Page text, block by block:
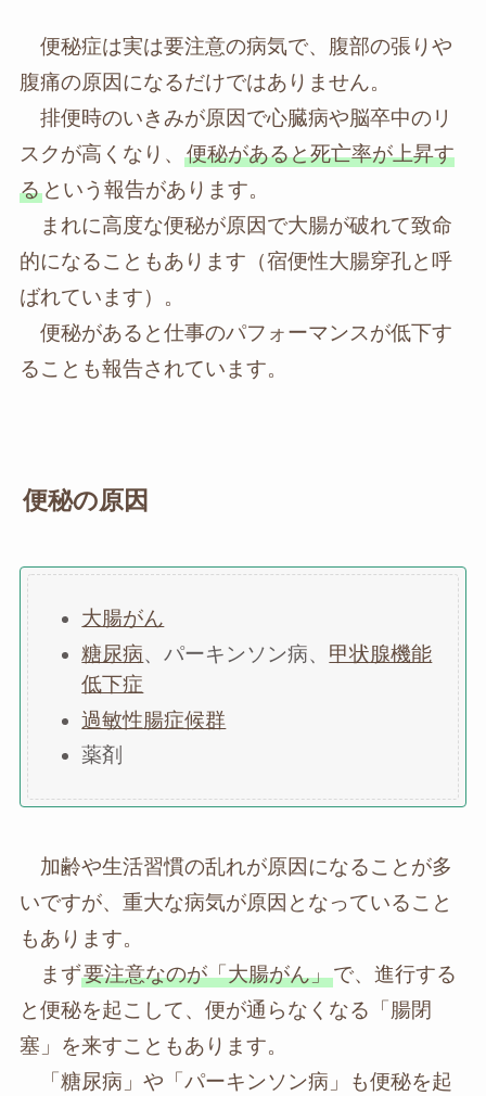
便秘症は実は要注意の病気で、腹部の張りや
腹痛の原因になるだけではありません。
排便時のいきみが原因で心臓病や脳卒中のリ
スクが高くなり、 便秘があると死亡率が上昇す
るという報告があります。
まれに高度な便秘が原因で大腸が破れて致命
的になることもあります（宿便性大腸穿孔と呼
ばれています）。
便秘があると仕事のパフォーマンスが低下す
ることも報告されています。
便秘の原因
大腸がん
糖尿病、パーキンソン病、 甲状腺機能
低下症
過敏性腸症候群
薬剤
加齢や生活習慣の乱れが原因になることが多
いですが、重大な病気が原因となっていること
もあります。
まず要注意なのが「大腸がん」で、進行する
と便秘を起こして、便が通らなくなる「腸閉
塞」を来すこともあります。
「糖尿病」や「パーキンソン病」も便秘を起